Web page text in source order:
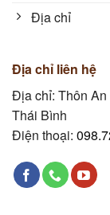
Địa chỉ
Địa chỉ liên hệ
Địa chỉ: Thôn An
Thái Bình
Điện thoại: